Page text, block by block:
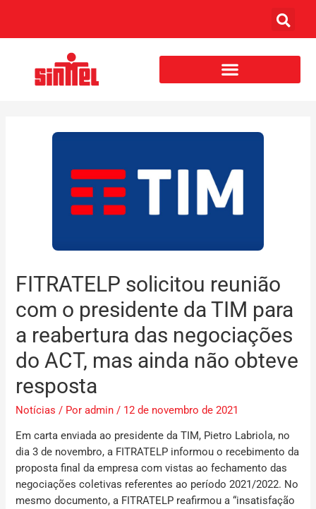
FITRATELP solicitou reunião
com o presidente da TIM para
a reabertura das negociações
do ACT, mas ainda não obteve
resposta
Notícias / Poradmin / 12 de novembro de 2021
Em carta enviada ao presidente da TIM, Pietro Labriola, no
dia 3 de novembro, a FITRATELP informou o recebimento da
proposta final da empresa com vistas ao fechamento das
negociações coletivas referentes ao período 2021/2022. No
mesmo documento, a FITRATELP reafirmou a “insatisfação